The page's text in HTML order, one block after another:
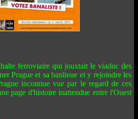
ferroviaire qui jouxtait le viaduc des
Prague et sa banlieue et y rejoindre les
inconnue vue par le regard de ces
page d'histoire inattendue entre l'Ouest